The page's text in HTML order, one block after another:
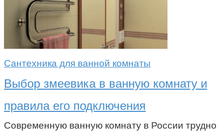
Сантехника для ванной комнаты
Выбор змеевика в ванную комнату и
правила его подключения
Современную ванную комнату в России трудно